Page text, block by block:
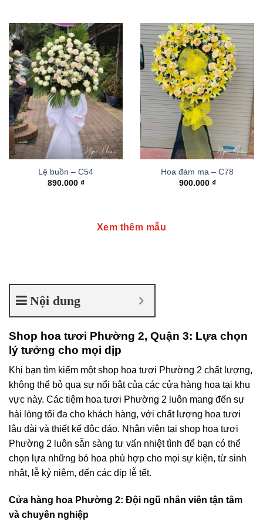
Lệ buồn – C54
890.000 ₫
Hoa đám ma – C78
900.000 ₫
Xem thêm mẫu
Nội dung
Shop hoa tươi Phường 2, Quận 3: Lựa chọn
lý tưởng cho mọi dịp
Khi bạn tìm kiếm một shop hoa tươi Phường 2 chất lượng,
không thể bỏ qua sự nổi bật của các cửa hàng hoa tại khu
vực này. Các tiệm hoa tươi Phường 2 luôn mang đến sự
hài lòng tối đa cho khách hàng, với chất lượng hoa tươi
lâu dài và thiết kế độc đáo. Nhân viên tại shop hoa tươi
Phường 2 luôn sẵn sàng tư vấn nhiệt tình để bạn có thể
chọn lựa những bó hoa phù hợp cho mọi sự kiện, từ sinh
nhật, lễ kỷ niệm, đến các dịp lễ tết.
Cửa hàng hoa Phường 2: Đội ngũ nhân viên tận tâm
và chuyên nghiệp